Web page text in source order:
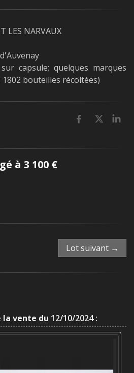
LES NARVAUX
capsule; quelques marques
bouteilles récoltées)
à 3 100 €
Lot suivant →
la vente du 12/10/2024 :